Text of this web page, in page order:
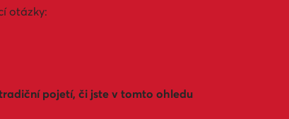
otázky:
pojetí, či jste v tomto ohledu